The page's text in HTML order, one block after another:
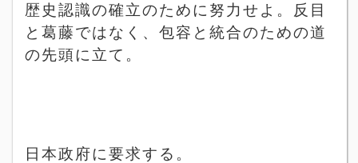
歴史認識の確立のために努力せよ。反目
と葛藤ではなく、包容と統合のための道
の先頭に立て。
日本政府に要求する。